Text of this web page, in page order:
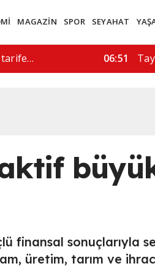
MAGAZİN SPOR SEYAHAT
08:52
finansal sonuçlarıyla
üretim, tarım ve